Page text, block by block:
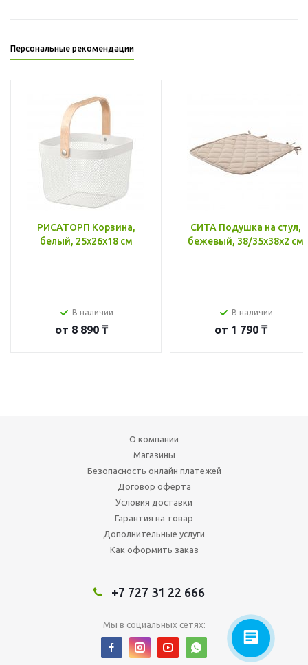
Персональные рекомендации
РИСАТОРП Корзина,
белый, 25x26x18 см
В наличии
от 8 890 ₸
СИТА Подушка на стул,
бежевый, 38/35x38x2 см
В наличии
от 1 790 ₸
О компании
Магазины
Безопасность онлайн платежей
Договор оферта
Условия доставки
Гарантия на товар
Дополнительные услуги
Как оформить заказ
+7 727 31 22 666
Мы в социальных сетях: